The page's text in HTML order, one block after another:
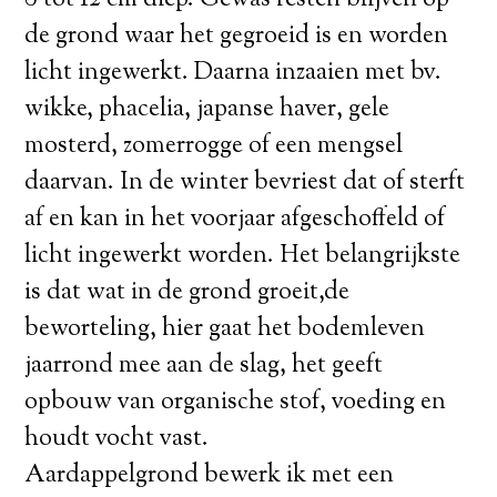
de grond waar het gegroeid is en worden
licht ingewerkt. Daarna inzaaien met bv.
wikke, phacelia, japanse haver, gele
mosterd, zomerrogge of een mengsel
daarvan. In de winter bevriest dat of sterft
af en kan in het voorjaar afgeschoffeld of
licht ingewerkt worden. Het belangrijkste
is dat wat in de grond groeit,de
beworteling, hier gaat het bodemleven
jaarrond mee aan de slag, het geeft
opbouw van organische stof, voeding en
houdt vocht vast.
Aardappelgrond bewerk ik met een